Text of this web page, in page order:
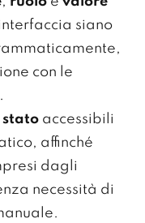
siano
con le
stato accessibili
affinché
dagli
necessità di